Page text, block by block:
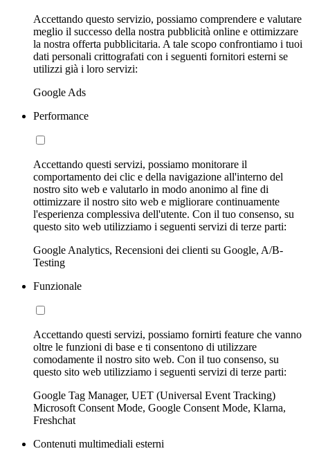
Accettando questo servizio, possiamo comprendere e valutare
meglio il successo della nostra pubblicità online e ottimizzare
la nostra offerta pubblicitaria. A tale scopo confrontiamo i tuoi
dati personali crittografati con i seguenti fornitori esterni se
utilizzi già i loro servizi:
Google Ads
Performance
Accettando questi servizi, possiamo monitorare il
comportamento dei clic e della navigazione all'interno del
nostro sito web e valutarlo in modo anonimo al fine di
ottimizzare il nostro sito web e migliorare continuamente
l'esperienza complessiva dell'utente. Con il tuo consenso, su
questo sito web utilizziamo i seguenti servizi di terze parti:
Google Analytics, Recensioni dei clienti su Google, A/B-
Testing
Funzionale
Accettando questi servizi, possiamo fornirti feature che vanno
oltre le funzioni di base e ti consentono di utilizzare
comodamente il nostro sito web. Con il tuo consenso, su
questo sito web utilizziamo i seguenti servizi di terze parti:
Google Tag Manager, UET (Universal Event Tracking)
Microsoft Consent Mode, Google Consent Mode, Klarna,
Freshchat
Contenuti multimediali esterni